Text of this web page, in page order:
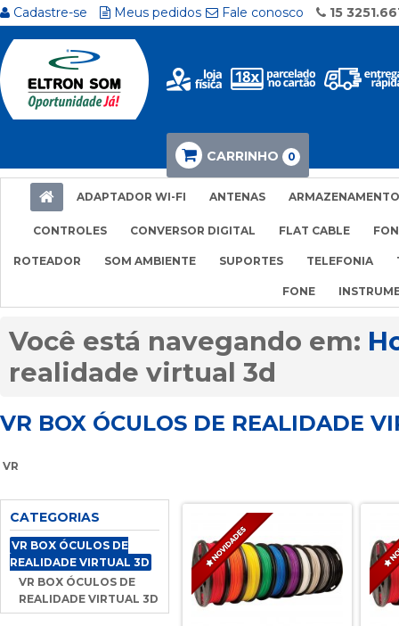
Cadastre-se Meus pedidos Fale conosco 15
CARRINHO 0
ADAPTADOR WI-FI ANTENAS ARMAZENAMENTO
CONTROLES CONVERSOR DIGITAL FLAT CABLE
ROTEADOR SOM AMBIENTE SUPORTES TELEFONIA
FONE
realidade virtual 3d
VR BOX ÓCULOS DE REALIDADE
VR
CATEGORIAS
VR BOX ÓCULOS DE
REALIDADE VIRTUAL 3D
VR BOX ÓCULOS DE
REALIDADE VIRTUAL 3D